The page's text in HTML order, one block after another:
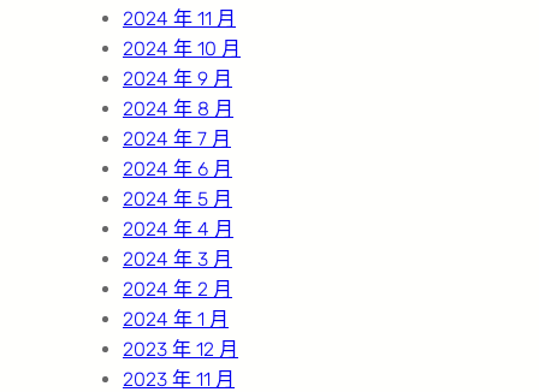
2024 年 11 月
2024 年 10 月
2024 年 9 月
2024 年 8 月
2024 年 7 月
2024 年 6 月
2024 年 5 月
2024 年 4 月
2024 年 3 月
2024 年 2 月
2024 年 1 月
2023 年 12 月
2023 年 11 月